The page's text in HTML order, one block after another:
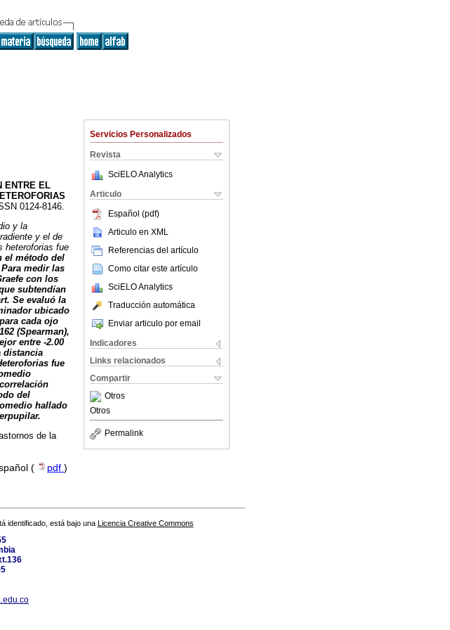
Servicios Personalizados
Revista
SciELO Analytics
Articulo
Español (pdf)
Articulo en XML
Referencias del artículo
Como citar este artículo
SciELO Analytics
Traducción automática
Enviar articulo por email
Indicadores
Links relacionados
Compartir
Otros
Otros
Permalink
ENTRE EL
0124-8146.
y la
y el de
heteroforias fue
el método del
medir las
con los
subtendían
Se evaluó la
ubicado
cada ojo
(Spearman),
entre -2.00
distancia
fue
del
hallado
de la
( pdf )
identificado, está bajo una Licencia Creative Commons